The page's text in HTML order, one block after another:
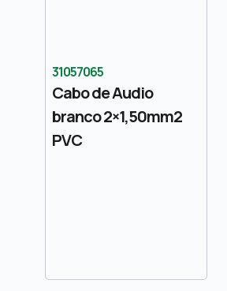
31057065
Cabo de Audio
branco 2×1,50mm2
PVC